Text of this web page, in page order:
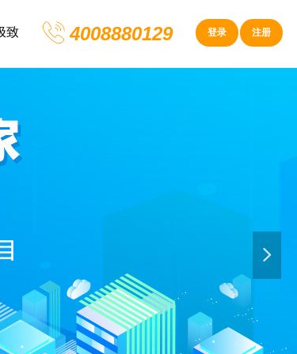
4008880129 登录 注册
致
넲